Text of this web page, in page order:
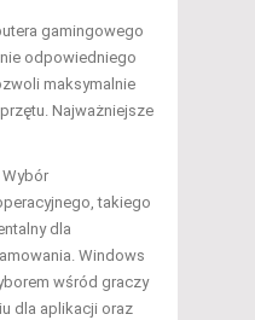
gamingowego
odpowiedniego
maksymalnie
Najważniejsze
takiego
dla
Windows
wśród graczy
dla aplikacji oraz